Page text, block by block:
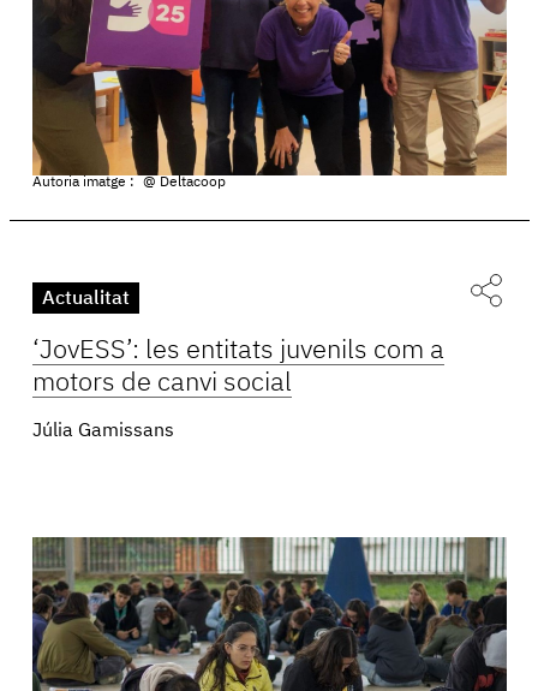
Autoria imatge : @ Deltacoop
Actualitat
‘JovESS’: les entitats juvenils com a
motors de canvi social
Júlia Gamissans